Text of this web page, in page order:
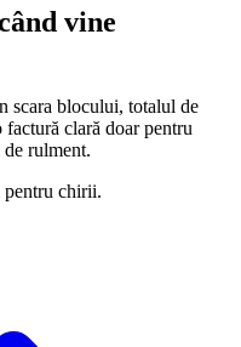
vine
scara blocului, totalul de
clară doar pentru
rulment.
pentru chirii.